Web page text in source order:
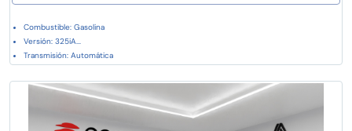
Combustible: Gasolina
Versión: 325iA...
Transmisión: Automática